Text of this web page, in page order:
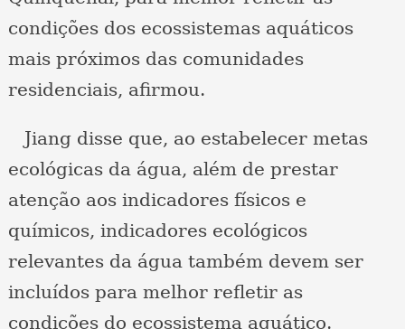
condições dos ecossistemas aquáticos
mais próximos das comunidades
residenciais, afirmou.
Jiang disse que, ao estabelecer metas
ecológicas da água, além de prestar
atenção aos indicadores físicos e
químicos, indicadores ecológicos
relevantes da água também devem ser
incluídos para melhor refletir as
condições do ecossistema aquático.